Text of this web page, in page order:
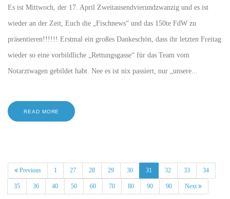
Es ist Mittwoch, der 17. April Zweitausendvierundzwanzig und es ist
wieder an der Zeit, Euch die „Fischnews“ und das 150te FdW zu
präsentieren!!!!!! Erstmal ein großes Dankeschön, dass ihr letzten Freitag
wieder so eine vorbildliche „Rettungsgasse“ für das Team vom
Notarztwagen gebildet habt. Nee es ist nix passiert, nur „unsere...
READ MORE
Previous 1 27 28 29 30 31 (current)
32 33 34
35 36 40 50 60 70 80 90 90 Next